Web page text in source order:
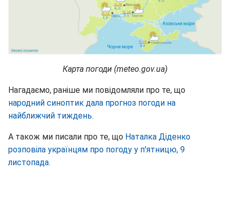
Карта погоди (meteo.gov.ua)
Нагадаємо, раніше ми повідомляли про те, що
народний синоптик дала прогноз погоди на
найближчий тиждень.
А також ми писали про те, що Наталка Діденко
розповіла українцям про погоду у п'ятницю, 9
листопада.